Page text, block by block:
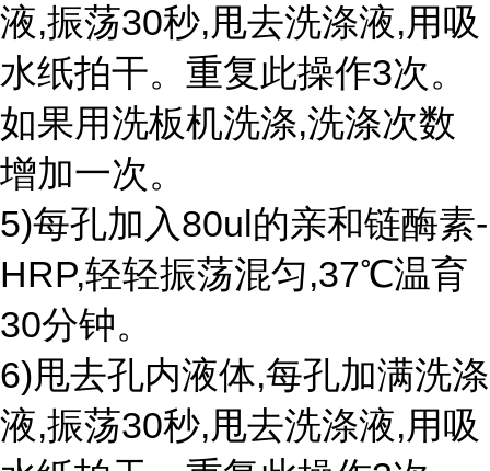
液,振荡30秒,甩去洗涤液,用吸
水纸拍干。重复此操作3次。
如果用洗板机洗涤,洗涤次数
增加一次。
5)每孔加入80ul的亲和链酶素-
HRP,轻轻振荡混匀,37℃温育
30分钟。
6)甩去孔内液体,每孔加满洗涤
液,振荡30秒,甩去洗涤液,用吸